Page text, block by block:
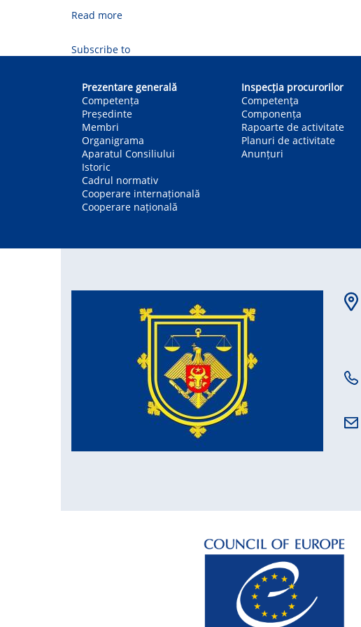
Read more
Subscribe to
navigation
Prezentare generală
Competența
Președinte
Membri
Organigrama
Aparatul Consiliului
Istoric
Cadrul normativ
Cooperare internațională
Cooperare națională
Inspecția procurorilor
Competenţa
Componența
Rapoarte de activitate
Planuri de activitate
Anunțuri